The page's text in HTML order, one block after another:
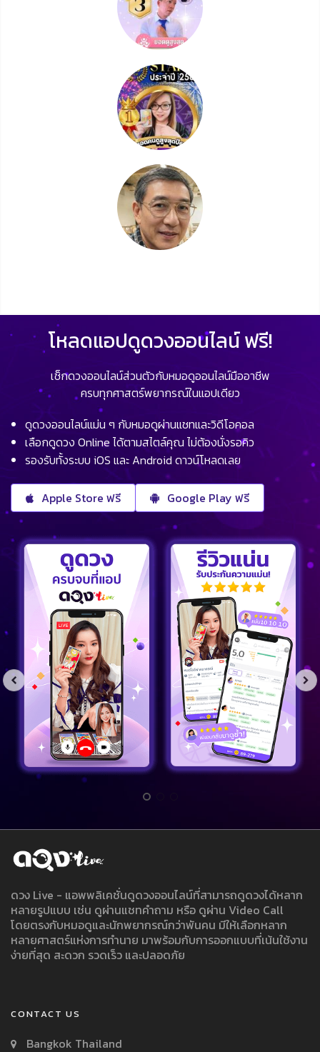
โหลดแอปดูดวงออนไลน์ ฟรี!
เช็กดวงออนไลน์ส่วนตัวกับหมอดูออนไลน์มืออาชีพ
ครบทุกศาสตร์พยากรณ์ในแอปเดียว
ดูดวงออนไลน์แม่น ๆ กับหมอดูผ่านแชทและวิดีโอคอล
เลือกดูดวง Online ได้ตามสไตล์คุณ ไม่ต้องนั่งรอคิว
รองรับทั้งระบบ iOS และ Android ดาวน์โหลดเลย
Apple Store ฟรี Google Play ฟรี
ดวง Live - แอพพลิเคชั่นดูดวงออนไลน์ที่สามารถดูดวงได้หลาก
หลายรูปแบบ เช่น ดูผ่านแชทคำถาม หรือ ดูผ่าน Video Call
โดยตรงกับหมอดูและนักพยากรณ์กว่าพันคน มีให้เลือกหลาก
หลายศาสตร์แห่งการทำนาย มาพร้อมกับการออกแบบที่เน้นใช้งาน
ง่ายที่สุด สะดวก รวดเร็ว และปลอดภัย
CONTACT US
Bangkok Thailand